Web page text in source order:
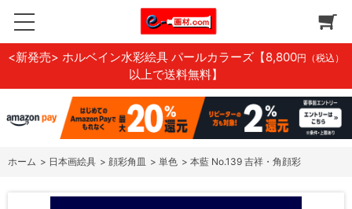
<新発売> ホルベイン水彩絵具 パールカラーズ 【8,800円（税込）
以上で送料無料】
ホーム > 日本画絵具 > 顔彩角皿 > 単色 > 本藍 No.139 吉祥・角顔彩